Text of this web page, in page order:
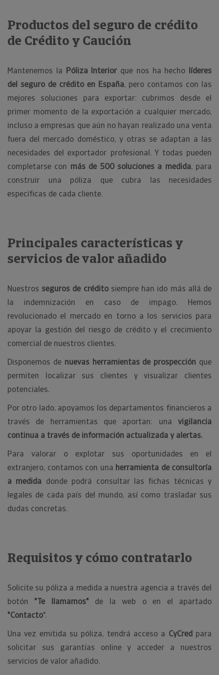
Productos del seguro de crédito
de Crédito y Caución
Mantenemos la Póliza Interior que nos ha hecho líderes
del seguro de crédito en España, pero contamos con las
mejores soluciones para exportar: cubrimos desde el
primer momento de la exportación a cualquier mercado,
incluso a empresas que aún no hayan realizado una venta
fuera del mercado doméstico, y otras se adaptan a las
necesidades del exportador profesional. Y todas pueden
completarse con más de 500 soluciones a medida, para
construir una póliza que cubra las necesidades
específicas de cada cliente.
Principales características y
servicios de valor añadido
Nuestros seguros de créditosiempre han ido más allá de
la indemnización en caso de impago. Hemos
revolucionado el mercado en torno a los servicios para
apoyar la gestión del riesgo de crédito y el crecimiento
comercial de nuestros clientes.
Disponemos de nuevas herramientas de prospección que
permiten localizar sus clientes y visualizar clientes
potenciales.
Por otro lado, apoyamos los departamentos financieros a
través de herramientas que aportan: una vigilancia
continua a través de información actualizada y alertas.
Para valorar o explotar sus oportunidades en el
extranjero, contamos con una herramienta de consultoría
a medida donde podrá consultar las fichas técnicas y
legales de cada país del mundo, así como trasladar sus
dudas concretas.
Requisitos y cómo contratarlo
Solicite su póliza a medida a nuestra agencia a través del
botón "Te llamamos" de la web o en el apartado
"Contacto".
Una vez emitida su póliza, tendrá acceso a CyCred para
solicitar sus garantías online y acceder a nuestros
servicios de valor añadido.